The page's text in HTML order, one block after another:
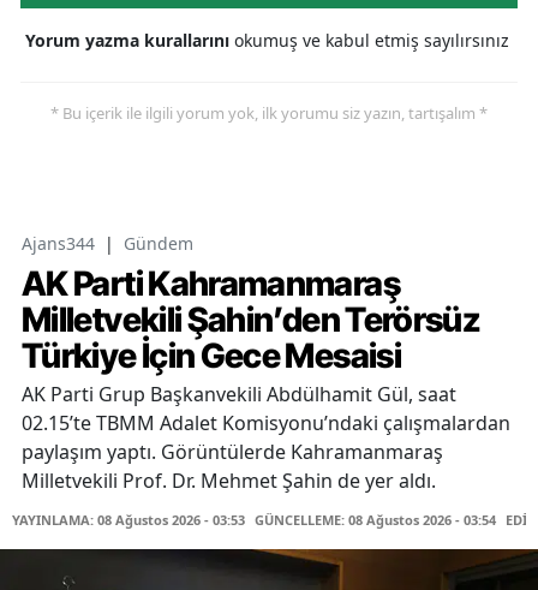
Yorum yazma kurallarını okumuş ve kabul etmiş sayılırsınız
* Bu içerik ile ilgili yorum yok, ilk yorumu siz yazın, tartışalım *
Ajans344 | Gündem
AK Parti Kahramanmaraş
Milletvekili Şahin’den Terörsüz
Türkiye İçin Gece Mesaisi
AK Parti Grup Başkanvekili Abdülhamit Gül, saat
02.15’te TBMM Adalet Komisyonu’ndaki çalışmalardan
paylaşım yaptı. Görüntülerde Kahramanmaraş
Milletvekili Prof. Dr. Mehmet Şahin de yer aldı.
YAYINLAMA: 08 Ağustos 2026 - 03:53 GÜNCELLEME: 08 Ağustos 2026 - 03:54